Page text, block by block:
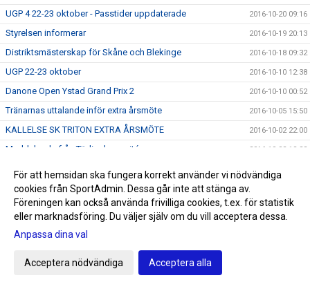
UGP 4 22-23 oktober - Passtider uppdaterade 2016-10-20 09:16
Styrelsen informerar 2016-10-19 20:13
Distriktsmästerskap för Skåne och Blekinge 2016-10-18 09:32
UGP 22-23 oktober 2016-10-10 12:38
Danone Open Ystad Grand Prix 2 2016-10-10 00:52
Tränarnas uttalande inför extra årsmöte 2016-10-05 15:50
KALLELSE SK TRITON EXTRA ÅRSMÖTE 2016-10-02 22:00
Meddelande från Tävlingkommitén 2016-10-02 12:22
Kö till vårterminen 2017 2016-10-01 20:01
Simallskånskan avdelning 1
VM i Livräddning 2016 2016-09-19 23:14
Poseidon Team Cup
För att hemsidan ska fungera korrekt använder vi nödvändiga
cookies från SportAdmin. Dessa går inte att stänga av.
Föreningen kan också använda frivilliga cookies, t.ex. för statistik
eller marknadsföring. Du väljer själv om du vill acceptera dessa.
Anpassa dina val
Acceptera nödvändiga Acceptera alla